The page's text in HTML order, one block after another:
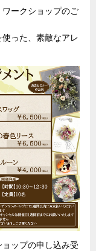
ークショップのご
った、素敵なアレ
ップの申し込み受